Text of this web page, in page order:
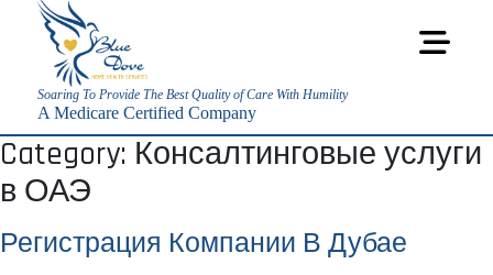
Soaring To Provide The Best Quality of Care With Humility
A Medicare Certified Company
Category: Консалтинговые услуги
в ОАЭ
Регистрация Компании В Дубае